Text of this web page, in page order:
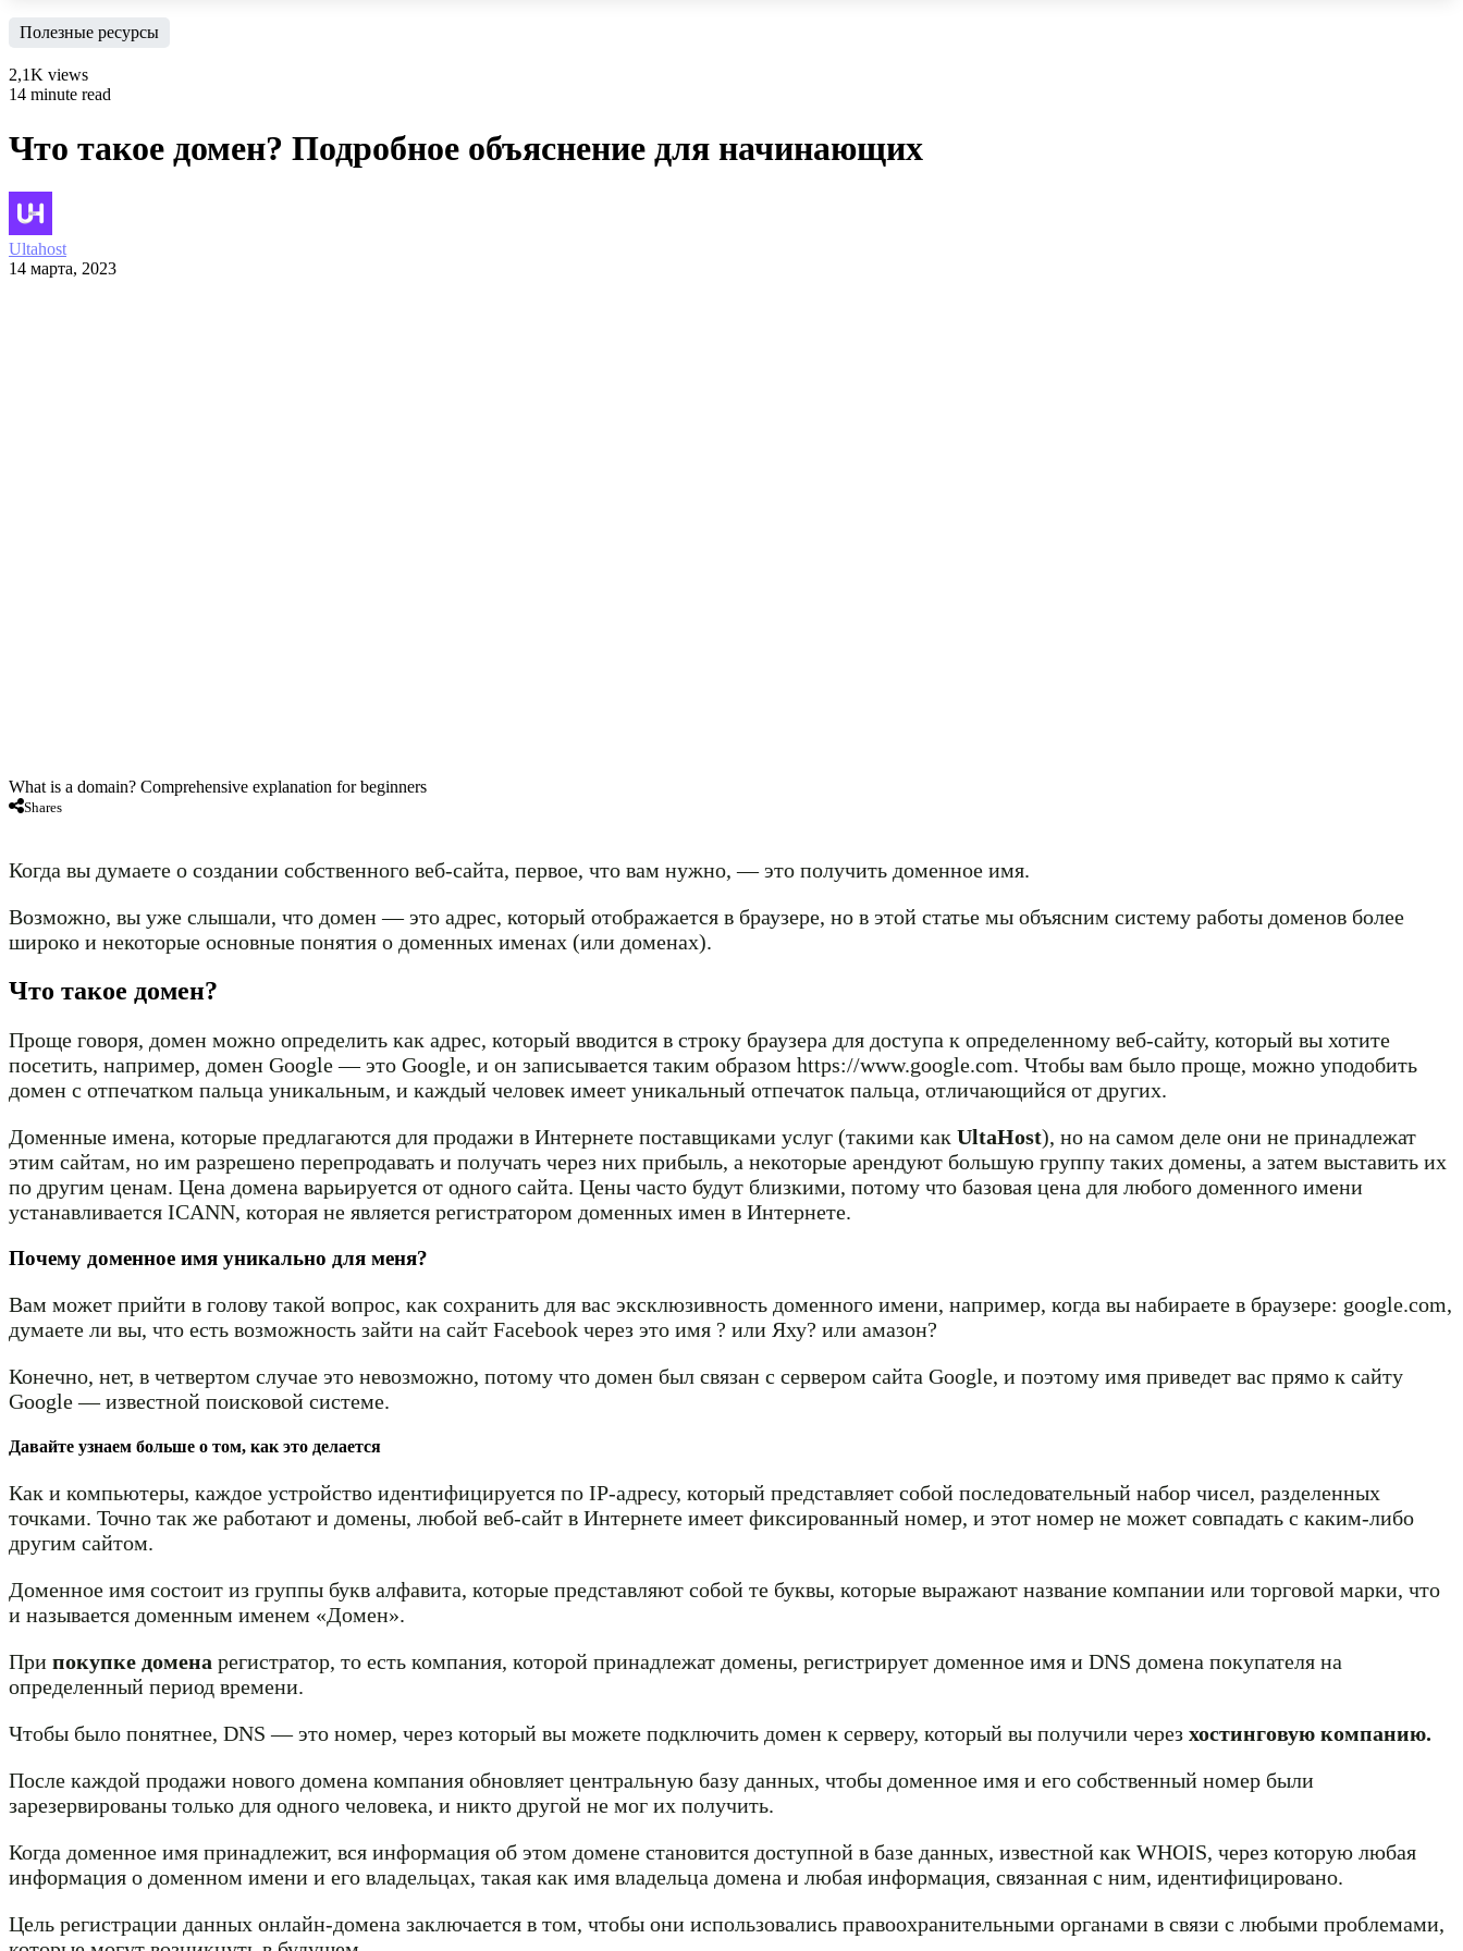
Полезные ресурсы
2,1K views
14 minute read
Что такое домен? Подробное объяснение для начинающих
Ultahost
14 марта, 2023
What is a domain? Comprehensive explanation for beginners
Shares
Когда вы думаете о создании собственного веб-сайта, первое, что вам нужно, — это получить доменное имя.
Возможно, вы уже слышали, что домен — это адрес, который отображается в браузере, но в этой статье мы объясним систему работы доменов более
широко и некоторые основные понятия о доменных именах (или доменах).
Что такое домен?
Проще говоря, домен можно определить как адрес, который вводится в строку браузера для доступа к определенному веб-сайту, который вы хотите
посетить, например, домен Google — это Google, и он записывается таким образом https://www.google.com. Чтобы вам было проще, можно уподобить
домен с отпечатком пальца уникальным, и каждый человек имеет уникальный отпечаток пальца, отличающийся от других.
Доменные имена, которые предлагаются для продажи в Интернете поставщиками услуг (такими как UltaHost), но на самом деле они не принадлежат
этим сайтам, но им разрешено перепродавать и получать через них прибыль, а некоторые арендуют большую группу таких домены, а затем выставить их
по другим ценам. Цена домена варьируется от одного сайта. Цены часто будут близкими, потому что базовая цена для любого доменного имени
устанавливается ICANN, которая не является регистратором доменных имен в Интернете.
Почему доменное имя уникально для меня?
Вам может прийти в голову такой вопрос, как сохранить для вас эксклюзивность доменного имени, например, когда вы набираете в браузере: google.com,
думаете ли вы, что есть возможность зайти на сайт Facebook через это имя ? или Яху? или амазон?
Конечно, нет, в четвертом случае это невозможно, потому что домен был связан с сервером сайта Google, и поэтому имя приведет вас прямо к сайту
Google — известной поисковой системе.
Давайте узнаем больше о том, как это делается
Как и компьютеры, каждое устройство идентифицируется по IP-адресу, который представляет собой последовательный набор чисел, разделенных
точками. Точно так же работают и домены, любой веб-сайт в Интернете имеет фиксированный номер, и этот номер не может совпадать с каким-либо
другим сайтом.
Доменное имя состоит из группы букв алфавита, которые представляют собой те буквы, которые выражают название компании или торговой марки, что
и называется доменным именем «Домен».
При покупке домена регистратор, то есть компания, которой принадлежат домены, регистрирует доменное имя и DNS домена покупателя на
определенный период времени.
Чтобы было понятнее, DNS — это номер, через который вы можете подключить домен к серверу, который вы получили через хостинговую компанию.
После каждой продажи нового домена компания обновляет центральную базу данных, чтобы доменное имя и его собственный номер были
зарезервированы только для одного человека, и никто другой не мог их получить.
Когда доменное имя принадлежит, вся информация об этом домене становится доступной в базе данных, известной как WHOIS, через которую любая
информация о доменном имени и его владельцах, такая как имя владельца домена и любая информация, связанная с ним, идентифицировано.
Цель регистрации данных онлайн-домена заключается в том, чтобы они использовались правоохранительными органами в связи с любыми проблемами,